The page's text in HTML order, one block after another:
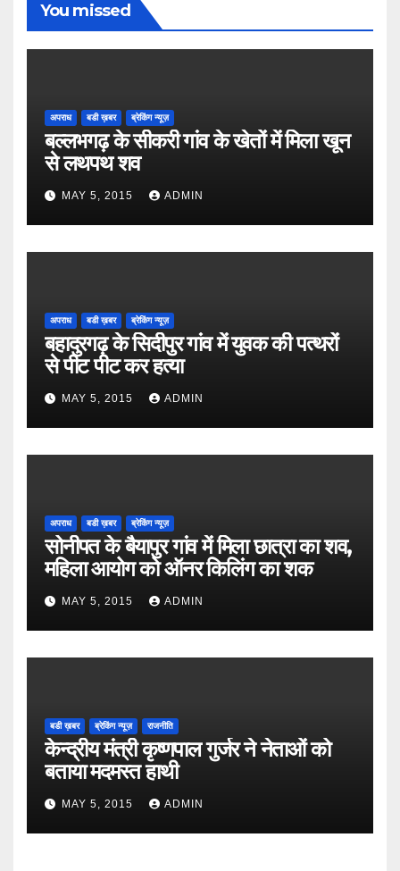
You missed
अपराध बडी ख़बर ब्रेकिंग न्यूज़
बल्लभगढ़ के सीकरी गांव के खेतों में मिला खून
से लथपथ शव
MAY 5, 2015 ADMIN
अपराध बडी ख़बर ब्रेकिंग न्यूज़
बहादुरगढ़ के सिदीपुर गांव में युवक की पत्थरों
से पीट पीट कर हत्या
MAY 5, 2015 ADMIN
अपराध बडी ख़बर ब्रेकिंग न्यूज़
सोनीपत के बैयापुर गांव में मिला छात्रा का शव,
महिला आयोग को ऑनर किलिंग का शक
MAY 5, 2015 ADMIN
बडी ख़बर ब्रेकिंग न्यूज़ राजनीति
केन्द्रीय मंत्री कृष्णपाल गुर्जर ने नेताओं को
बताया मदमस्त हाथी
MAY 5, 2015 ADMIN